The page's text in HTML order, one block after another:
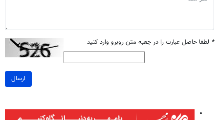
* لطفا حاصل عبارت را در جعبه متن روبرو وارد کنید
ارسال